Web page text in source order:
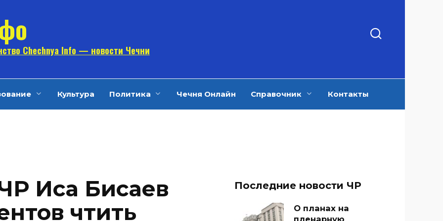
Chechnya Info — новости Чечни
Культура Политика Чечня Онлайн Справочник Контакты
Иса Бисаев
чтить
Последние новости ЧР
О планах на
пленарную